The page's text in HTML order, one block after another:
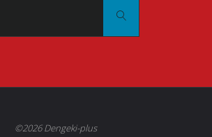
Buscar
©2026 Dengeki-plus